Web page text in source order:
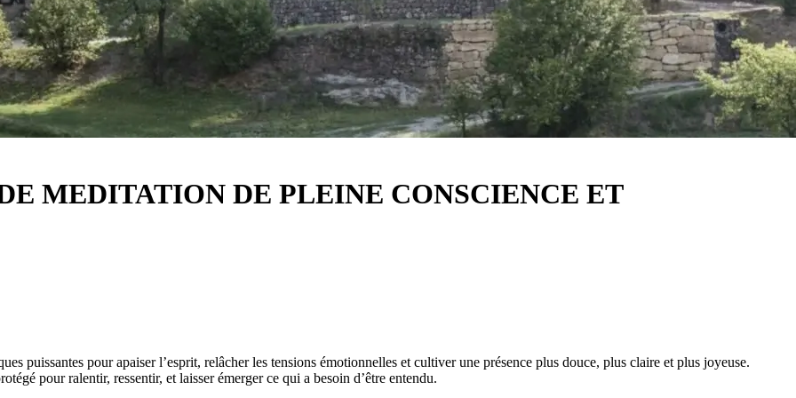
MEDITATION DE PLEINE CONSCIENCE ET
puissantes pour apaiser l’esprit, relâcher les tensions émotionnelles et cultiver une présence plus douce, plus claire et plus joyeuse.
pour ralentir, ressentir, et laisser émerger ce qui a besoin d’être entendu.